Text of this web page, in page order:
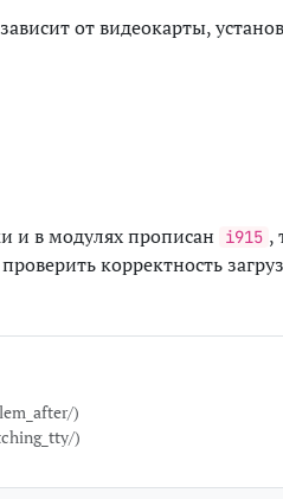
от видеокарты,
и в модулях прописан i915 ,
корректность
)
)